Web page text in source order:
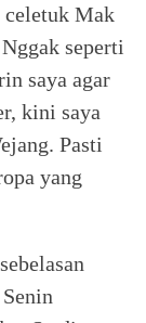
celetuk Mak
seperti
saya agar
kini saya
Pasti
yang